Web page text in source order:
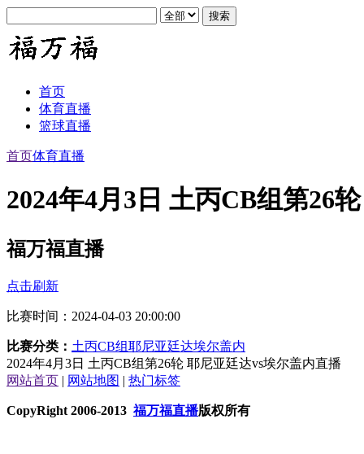
首页
体育直播
篮球直播
首页体育直播
2024年4月3日 土丙CB组第26
福万福直播
点击刷新
比赛时间：2024-04-03 20:00:00
比赛分类： 土丙CB组耶尼亚廷达埃尔盖内
2024年4月3日 土丙CB组第26轮 耶尼亚廷达vs埃尔盖内直播
网站首页 | 网站地图 | 热门标签
CopyRight 2006-2013福万福直播版权所有